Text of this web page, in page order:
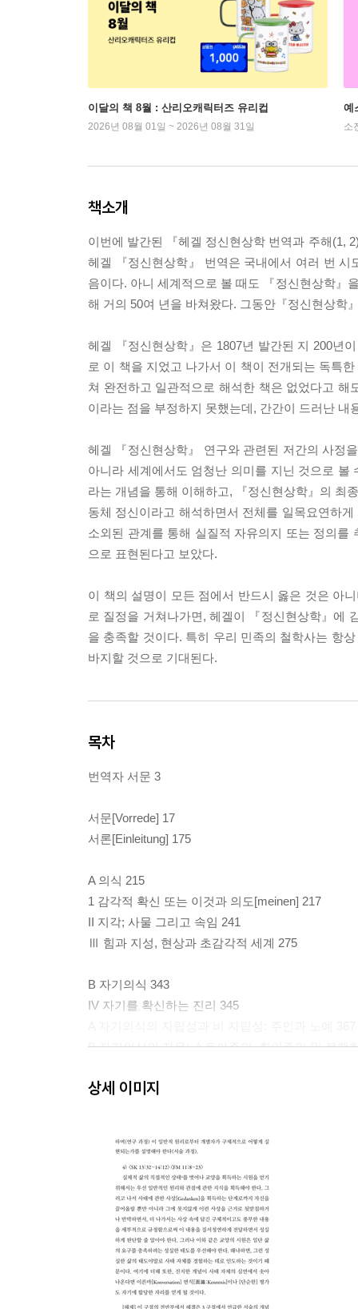
이달의 책 8월 : 산리오캐릭터즈 유리컵
2026년 08월 01일 ~ 2026년 08월 31일
예
소
책소개
이번에 발간된 『헤겔 정신현상학 번역과 주해(1,
헤겔 『정신현상학』 번역은 국내에서 여러 번
음이다. 아니 세계적으로 볼 때도 『정신현상학』
해 거의 50여 년을 바쳐왔다. 그동안『정신현상학
헤겔 『정신현상학』은 1807년 발간된 지 200년
로 이 책을 지었고 나가서 이 책이 전개되는 독특
쳐 완전하고 일관적으로 해석한 책은 없었다고
이라는 점을 부정하지 못했는데, 간간이 드러난
헤겔 『정신현상학』 연구와 관련된 저간의 사정
아니라 세계에서도 엄청난 의미를 지닌 것으로 볼
라는 개념을 통해 이해하고, 『정신현상학』의 최
동체 정신이라고 해석하면서 전체를 일목요연하
소외된 관계를 통해 실질적 자유의지 또는 정의
으로 표현된다고 보았다.
이 책의 설명이 모든 점에서 반드시 옳은 것은 아
로 질정을 거쳐나가면, 헤겔이 『정신현상학』에
을 충족할 것이다. 특히 우리 민족의 철학사는 항
바지할 것으로 기대된다.
목차
번역자 서문 3
서문[Vorrede] 17
서론[Einleitung] 175
A 의식 215
1 감각적 확신 또는 이것과 의도[meinen] 217
II 지각; 사물 그리고 속임 241
Ⅲ 힘과 지성, 현상과 초감각적 세계 275
B 자기의식 343
IV 자기를 확신하는 진리 345
B 자기의식의 자유: 스토아주의, 회의주의 및 불행
C (AA) 이성 461
a 자연의 관찰 493
b 자기의식을 순수한 상태에서 외적 현실과 관계
c 직접적인 [신체적] 현실과 자기의식의 관계에 관
B 이성적인 자기의식의 자기 자신을 통한 실현 679
a 쾌락과 운명[필연성] 702
b 심정의 법칙과 자만의 광기 717
c 덕과 세속 740
C 그 자체로 자기에게 나타나면서 스스로 실재하
상세 이미지